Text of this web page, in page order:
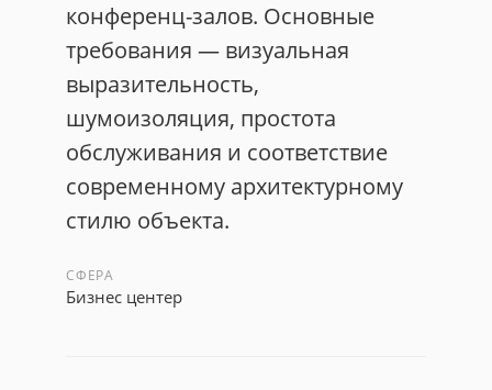
конференц-залов. Основные
требования — визуальная
выразительность,
шумоизоляция, простота
обслуживания и соответствие
современному архитектурному
стилю объекта.
СФЕРА
Бизнес центер